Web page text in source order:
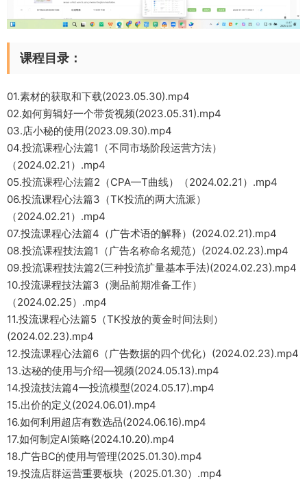
课程目录：
01.素材的获取和下载(2023.05.30).mp4
02.如何剪辑好一个带货视频(2023.05.31).mp4
03.店小秘的使用(2023.09.30).mp4
04.投流课程心法篇1（不同市场阶段运营方法）
（2024.02.21）.mp4
05.投流课程心法篇2（CPA—T曲线）（2024.02.21）.mp4
06.投流课程心法篇3（TK投流的两大流派）
（2024.02.21）.mp4
07.投流课程心法篇4（广告术语的解释）(2024.02.21).mp4
08.投流课程技法篇1（广告名称命名规范）(2024.02.23).mp4
09.投流课程技法篇2(三种投流扩量基本手法)(2024.02.23).mp4
10.投流课程技法篇3（测品前期准备工作）
（2024.02.25）.mp4
11.投流课程心法篇5（TK投放的黄金时间法则）
(2024.02.23).mp4
12.投流课程心法篇6（广告数据的四个优化）(2024.02.23).mp4
13.达秘的使用与介绍—视频(2024.05.13).mp4
14.投流技法篇4—投流模型(2024.05.17).mp4
15.出价的定义(2024.06.01).mp4
16.如何利用超店有数选品(2024.06.16).mp4
17.如何制定AI策略(2024.10.20).mp4
18.广告BC的使用与管理(2025.01.30).mp4
19.投流店群运营重要板块（2025.01.30）.mp4